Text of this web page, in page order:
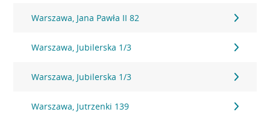
Warszawa, Jana Pawła II 82
Warszawa, Jubilerska 1/3
Warszawa, Jubilerska 1/3
Warszawa, Jutrzenki 139